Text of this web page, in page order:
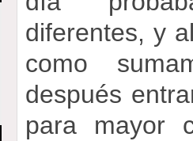
diferentes, y
como
después
para mayor